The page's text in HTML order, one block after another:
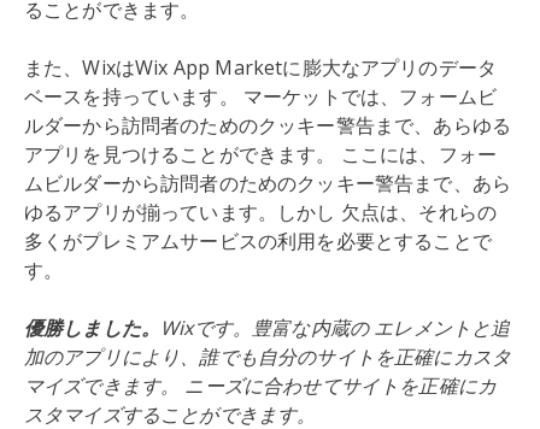
ることができます。
また、WixはWix App Marketに膨大なアプリのデータ
ベースを持っています。 マーケットでは、フォームビ
ルダーから訪問者のためのクッキー警告まで、あらゆる
アプリを見つけることができます。 ここには、フォー
ムビルダーから訪問者のためのクッキー警告まで、あら
ゆるアプリが揃っています。しかし 欠点は、それらの
多くがプレミアムサービスの利用を必要とすることで
す。
優勝しました。 Wixです。豊富な内蔵の エレメントと追
加のアプリにより、誰でも自分のサイトを正確にカスタ
マイズできます。 ニーズに合わせてサイトを正確にカ
スタマイズすることができます。